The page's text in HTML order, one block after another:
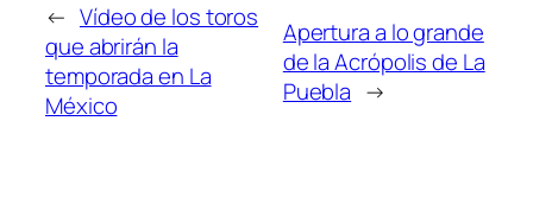
← Vídeo de los toros
que abrirán la
temporada en La
México
Apertura a lo grande
de la Acrópolis de La
Puebla →